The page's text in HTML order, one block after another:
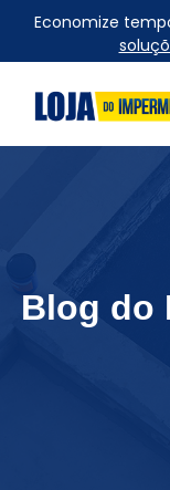
Economize
Blog do